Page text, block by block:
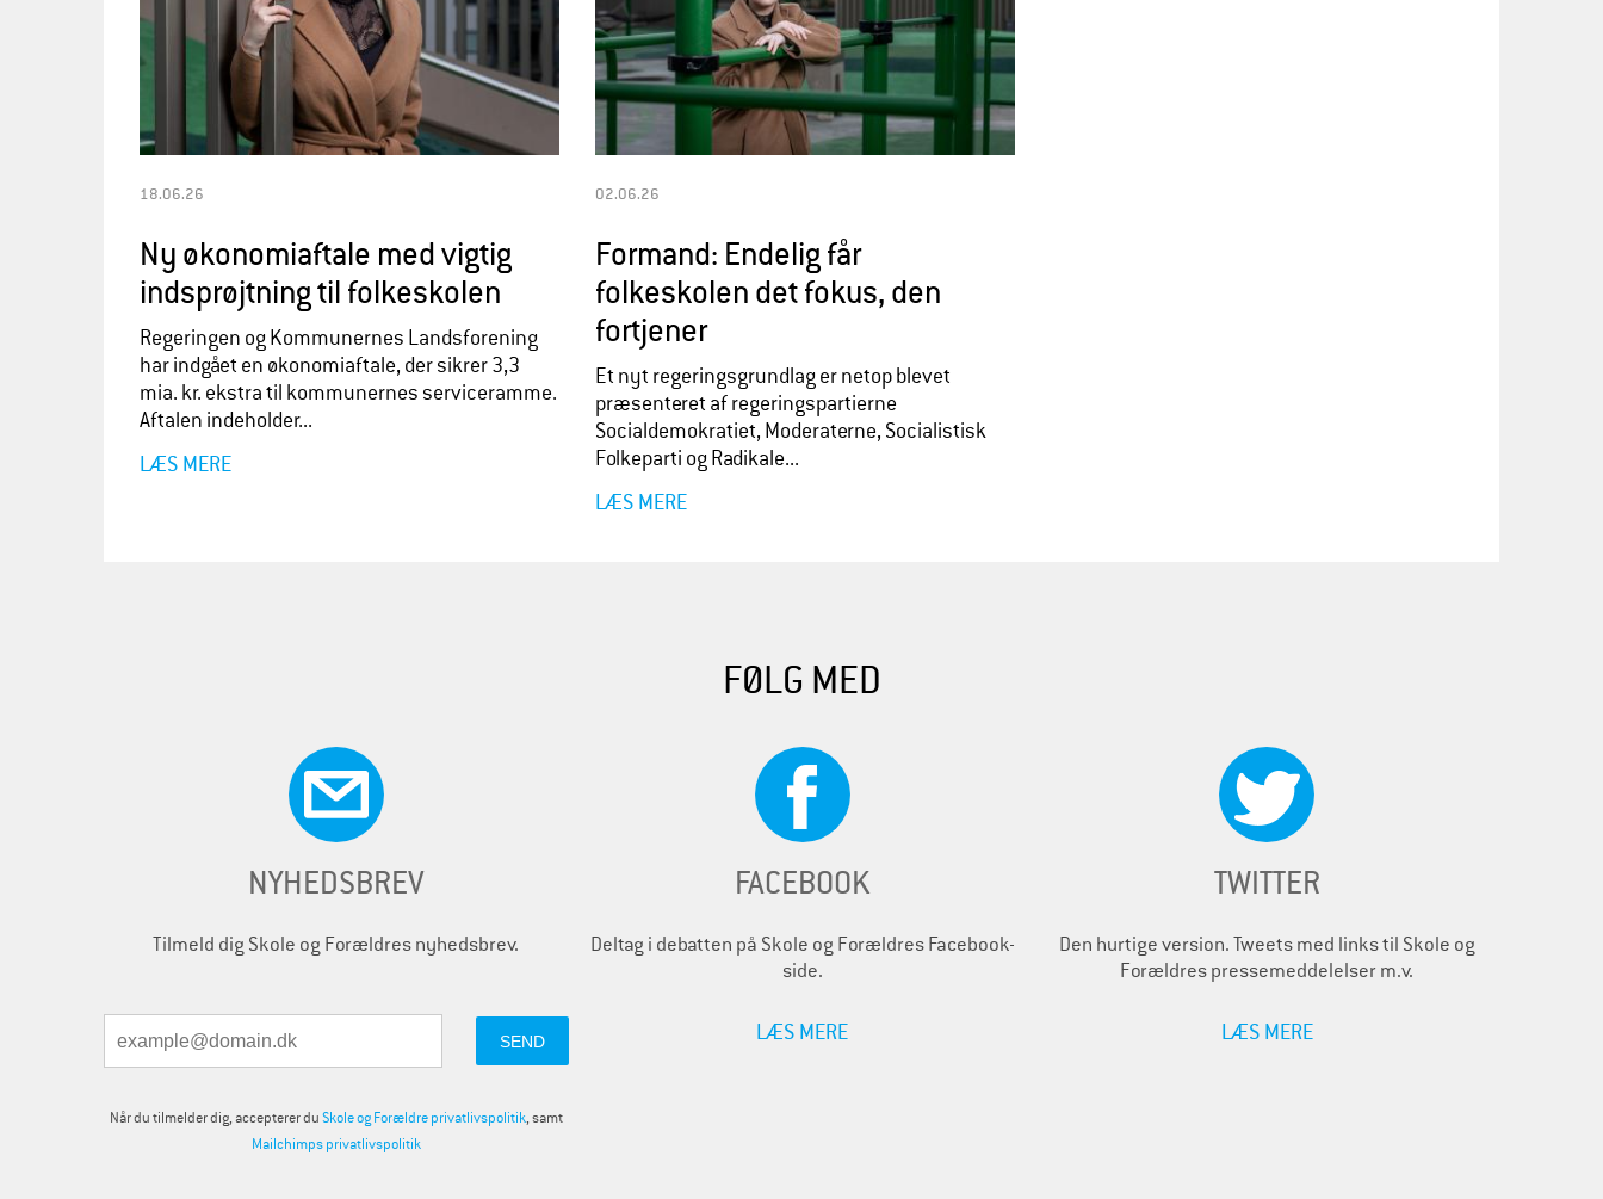
18.06.26
Ny økonomiaftale med vigtig
indsprøjtning til folkeskolen
Regeringen og Kommunernes Landsforening
har indgået en økonomiaftale, der sikrer 3,3
mia. kr. ekstra til kommunernes serviceramme.
Aftalen indeholder...
LÆS MERE
02.06.26
Formand: Endelig får
folkeskolen det fokus, den
fortjener
Et nyt regeringsgrundlag er netop blevet
præsenteret af regeringspartierne
Socialdemokratiet, Moderaterne, Socialistisk
Folkeparti og Radikale...
LÆS MERE
FØLG MED
NYHEDSBREV
Tilmeld dig Skole og Forældres nyhedsbrev.
Når du tilmelder dig, accepterer duSkole og Forældre privatlivspolitik, samt
Mailchimps privatlivspolitik
FACEBOOK
Deltag i debatten på Skole og Forældres Facebook-
side.
LÆS MERE
TWITTER
Den hurtige version. Tweets med links til Skole og
Forældres pressemeddelelser m.v.
LÆS MERE